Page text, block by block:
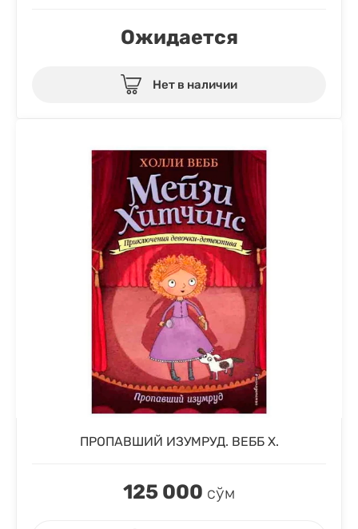
Ожидается
Нет в наличии
ПРОПАВШИЙ ИЗУМРУД. ВЕББ Х.
125 000 сўм